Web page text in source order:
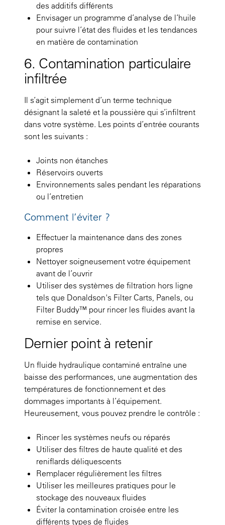
des additifs différents
Envisager un programme d’analyse de l’huile
pour suivre l’état des fluides et les tendances
en matière de contamination
6. Contamination particulaire
infiltrée
Il s’agit simplement d’un terme technique
désignant la saleté et la poussière qui s’infiltrent
dans votre système. Les points d’entrée courants
sont les suivants :
Joints non étanches
Réservoirs ouverts
Environnements sales pendant les réparations
ou l’entretien
Comment l’éviter ?
Effectuer la maintenance dans des zones
propres
Nettoyer soigneusement votre équipement
avant de l’ouvrir
Utiliser des systèmes de filtration hors ligne
tels que Donaldson's Filter Carts, Panels, ou
Filter Buddy™ pour rincer les fluides avant la
remise en service.
Dernier point à retenir
Un fluide hydraulique contaminé entraîne une
baisse des performances, une augmentation des
températures de fonctionnement et des
dommages importants à l’équipement.
Heureusement, vous pouvez prendre le contrôle :
Rincer les systèmes neufs ou réparés
Utiliser des filtres de haute qualité et des
reniflards déliquescents
Remplacer régulièrement les filtres
Utiliser les meilleures pratiques pour le
stockage des nouveaux fluides
Éviter la contamination croisée entre les
différents types de fluides